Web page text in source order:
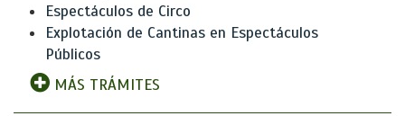
Espectáculos de Circo
Explotación de Cantinas en Espectáculos
Públicos
MÁS TRÁMITES